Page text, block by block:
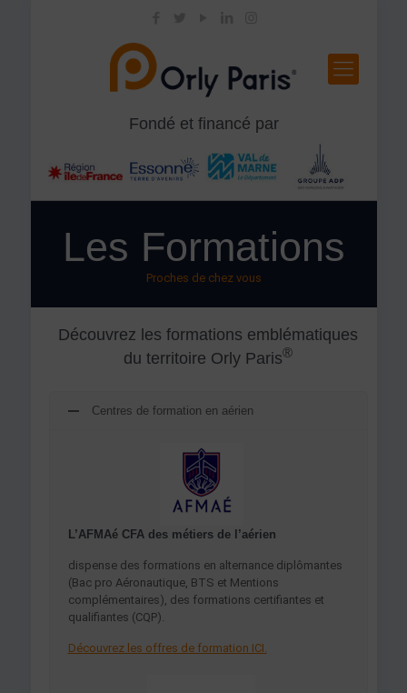
Fondé et financé par
Les Formations
Proches de chez vous
Découvrez les formations emblématiques
du territoire Orly Paris®
Centres de formation en aérien
L’AFMAé CFA des métiers de l’aérien
dispense des formations en alternance diplômantes
(Bac pro Aéronautique, BTS et Mentions
complémentaires), des formations certifiantes et
qualifiantes (CQP).
Découvrez les offres de formation ICI.